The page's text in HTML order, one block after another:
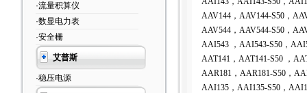
·流量积算仪
·数显电力表
·安全栅
艾普斯
·稳压电源
AAV144 ，AAV144-S50，
AAV544 ，AAV544-S50，
AAI543 ，AAI543-S50，
AAT141 ，AAT141-S50 ，
AAR181 ，AAR181-S50，
AAI135 ，AAI135-S50，